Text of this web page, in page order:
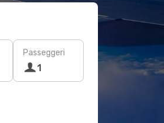
Passeggeri
1